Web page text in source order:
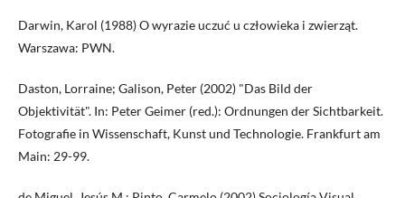
Darwin, Karol (1988) O wyrazie uczuć u człowieka i zwierząt.
Warszawa: PWN.
Daston, Lorraine; Galison, Peter (2002) "Das Bild der
Objektivität". In: Peter Geimer (red.): Ordnungen der Sichtbarkeit.
Fotografie in Wissenschaft, Kunst und Technologie. Frankfurt am
Main: 29-99.